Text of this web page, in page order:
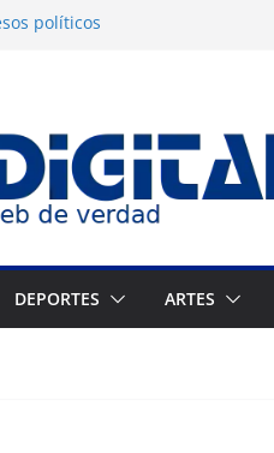
políticos
y
DEPORTES ARTES